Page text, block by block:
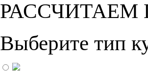
Выберите тип